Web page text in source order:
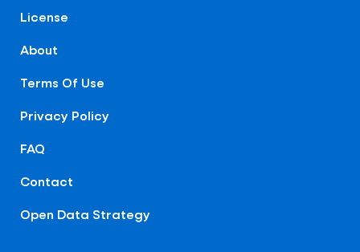
License
About
Terms Of Use
Privacy Policy
FAQ
Contact
Open Data Strategy